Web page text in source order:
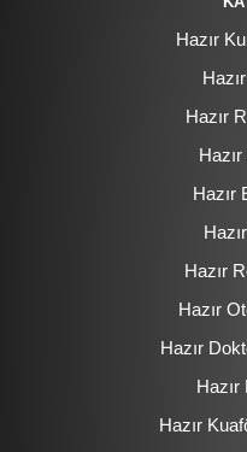
Hazır
Hazır
Hazır
Hazır
Hazır
Hazır
Hazır